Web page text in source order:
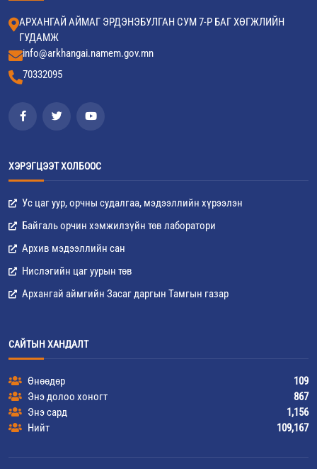
АРХАНГАЙ АЙМАГ ЭРДЭНЭБУЛГАН СУМ 7-Р БАГ ХӨГЖЛИЙН
ГУДАМЖ
info@arkhangai.namem.gov.mn
70332095
ХЭРЭГЦЭЭТ ХОЛБООС
Ус цаг уур, орчны судалгаа, мэдээллийн хүрээлэн
Байгаль орчин хэмжилзүйн төв лаборатори
Архив мэдээллийн сан
Нислэгийн цаг уурын төв
Архангай аймгийн Засаг даргын Тамгын газар
САЙТЫН ХАНДАЛТ
Өнөөдөр
109
Энэ долоо хоногт
867
Энэ сард
1,156
Нийт
109,167